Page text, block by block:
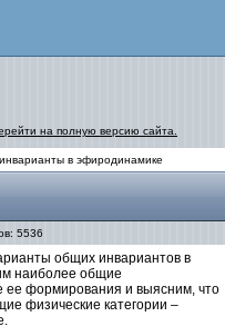
на полную версию сайта.
в эфиродинамике
5536
общих инвариантов в
наиболее общие
ее формирования и выясним, что
физические категории –